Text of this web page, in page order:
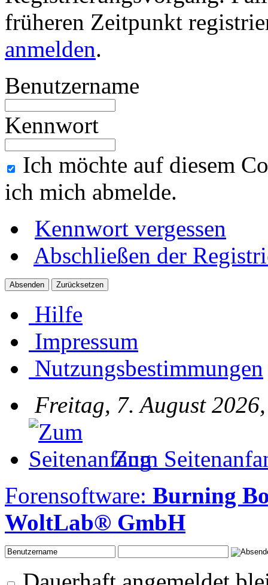
früheren Zeitpunkt
anmelden.
Benutzername
Kennwort
Ich möchte auf diesem
ich mich abmelde.
Kennwort vergessen
Abschließen der
Hilfe
Impressum
Nutzungsbestimmungen
Freitag, 7. August
Zum
Forensoftware: Burning
WoltLab® GmbH